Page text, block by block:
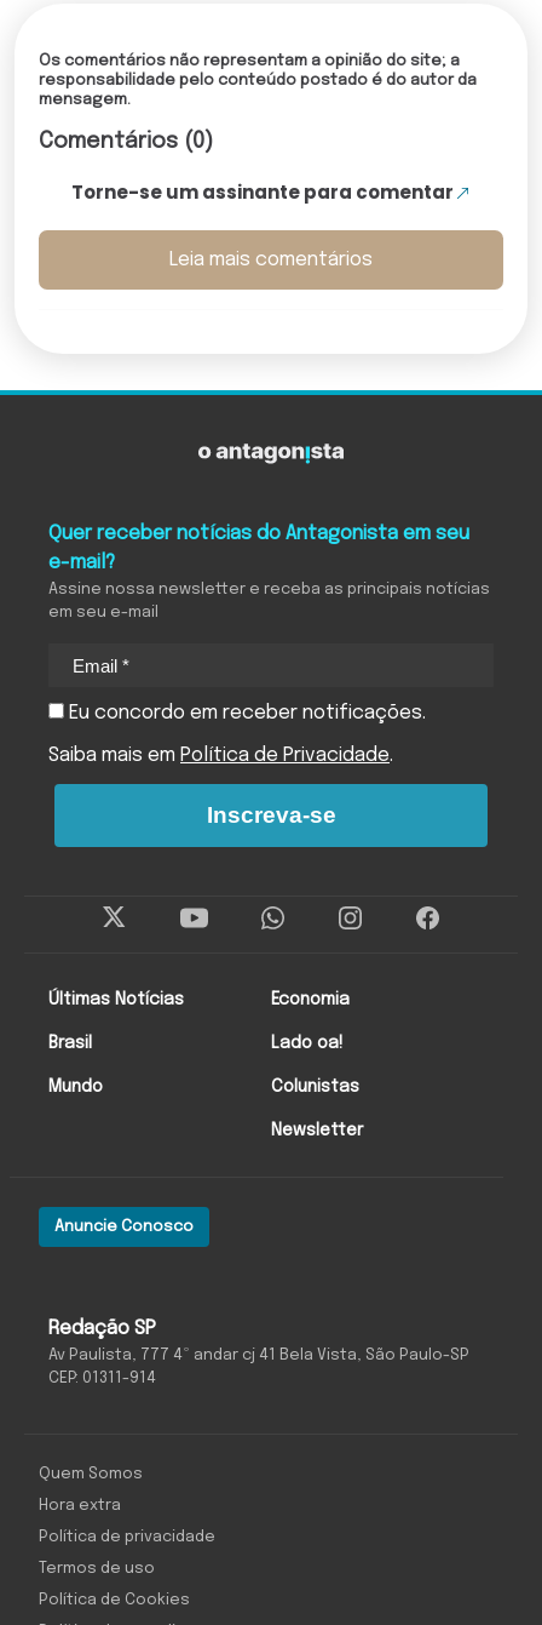
Os comentários não representam a opinião do site; a
responsabilidade pelo conteúdo postado é do autor da
mensagem.
Comentários (0)
Torne-se um assinante para comentar
Leia mais comentários
Redação SP
Av Paulista, 777 4º andar cj 41 Bela Vista, São Paulo-SP
CEP: 01311-914
Anuncie Conosco
Últimas Notícias
Brasil
Mundo
Economia
Lado oa!
Colunistas
Newsletter
Quer receber notícias do Antagonista em seu
e-mail?
Assine nossa newsletter e receba as principais notícias
em seu e-mail
Eu concordo em receber notificações.
Saiba mais em Política de Privacidade.
Inscreva-se
Quem Somos
Hora extra
Política de privacidade
Termos de uso
Política de Cookies